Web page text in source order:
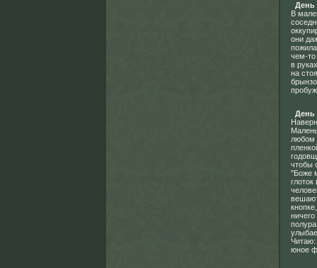
День
В
они
чем-то
в
на
День
любом
чтобы
"Боже
Читаю:
юное